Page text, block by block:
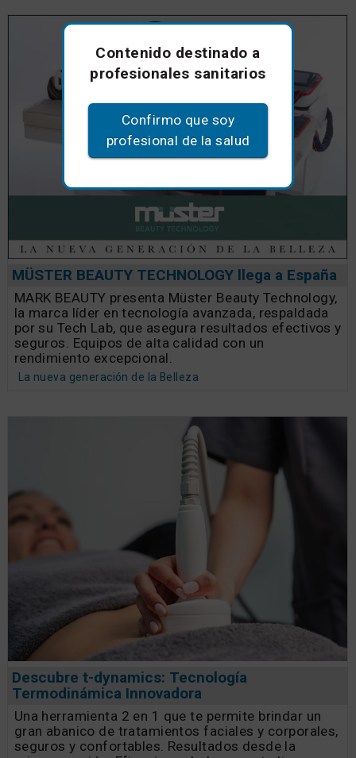
MÜSTER BEAUTY TECHNOLOGY llega a España
MARK BEAUTY presenta Müster Beauty Technology,
la marca líder en tecnología avanzada, respaldada
por su Tech Lab, que asegura resultados efectivos y
seguros. Equipos de alta calidad con un
rendimiento excepcional.
La nueva generación de la Belleza
Descubre t-dynamics: Tecnología
Termodinámica Innovadora
Una herramienta 2 en 1 que te permite brindar un
gran abanico de tratamientos faciales y corporales,
seguros y confortables. Resultados desde la
Contenido destinado a
profesionales sanitarios
Confirmo que soy
profesional de la salud